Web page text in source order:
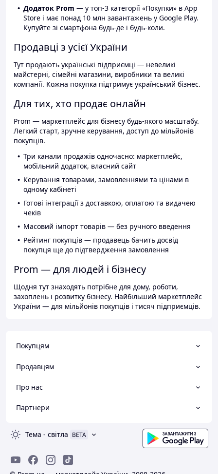
Додаток Prom — у топ-3 категорії «Покупки» в App
Store і має понад 10 млн завантажень у Google Play.
Купуйте зі смартфона будь-де і будь-коли.
Продавці з усієї України
Тут продають українські підприємці — невеликі
майстерні, сімейні магазини, виробники та великі
компанії. Кожна покупка підтримує український бізнес.
Для тих, хто продає онлайн
Prom — маркетплейс для бізнесу будь-якого масштабу.
Легкий старт, зручне керування, доступ до мільйонів
покупців.
Три канали продажів одночасно: маркетплейс,
мобільний додаток, власний сайт
Керування товарами, замовленнями та цінами в
одному кабінеті
Готові інтеграції з доставкою, оплатою та видачею
чеків
Масовий імпорт товарів — без ручного введення
Рейтинг покупців — продавець бачить досвід
покупця ще до підтвердження замовлення
Prom — для людей і бізнесу
Щодня тут знаходять потрібне для дому, роботи,
захоплень і розвитку бізнесу. Найбільший маркетплейс
України — для мільйонів покупців і тисяч підприємців.
Покупцям
Продавцям
Про нас
Партнери
Тема - світла BETA